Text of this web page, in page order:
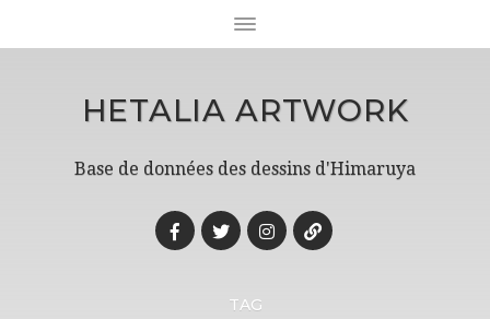
HETALIA ARTWORK
Base de données des dessins d'Himaruya
TAG